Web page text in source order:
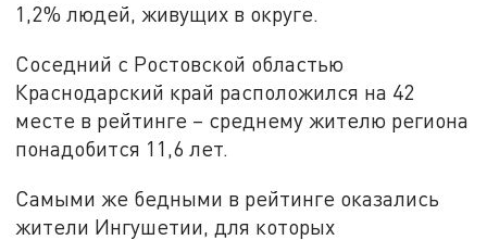
1,2% людей, живущих в округе.
Соседний с Ростовской областью
Краснодарский край расположился на 42
месте в рейтинге – среднему жителю региона
понадобится 11,6 лет.
Самыми же бедными в рейтинге оказались
жители Ингушетии, для которых